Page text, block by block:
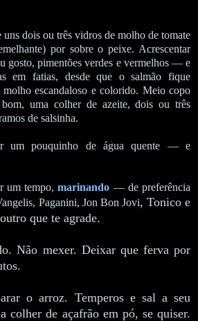
dois ou três vidros de molho de tomate
por sobre o peixe. Acrescentar
gosto, pimentões verdes e vermelhos — e
em fatias, desde que o salmão fique
molho escandaloso e colorido. Meio copo
uma colher de azeite, dois ou três
de salsinha.
um pouquinho de água quente — e
um tempo,marinando — de preferência
Paganini, Jon Bon Jovi, Tonico e
que te agrade.
Não mexer. Deixar que ferva por
o arroz. Temperos e sal a seu
colher de açafrão em pó, se quiser.